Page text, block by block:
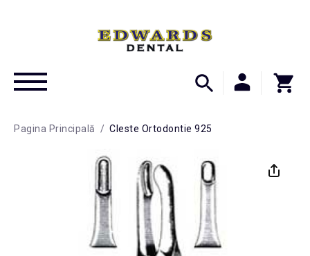
Pagina Principală / Cleste Ortodontie 925